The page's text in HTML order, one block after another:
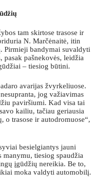
tam skirtose trasose ir
N. Marčėnaitė, itin
Pirmieji bandymai suvaldyti
pašnekovės, leidžia
– tiesiog būtini.
avarijas žvyrkeliuose.
jog važiavimas
paviršiumi. Kad visa tai
kailiu, tačiau geriausia
o trasose ir autodromuose“,
besielgiantys jauni
tiesiog spaudžia
įgūdžių nereikia. Be to,
moka valdyti automobilį.